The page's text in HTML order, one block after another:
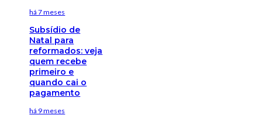
há 7 meses
Subsídio de
Natal para
reformados: veja
quem recebe
primeiro e
quando cai o
pagamento
há 9 meses